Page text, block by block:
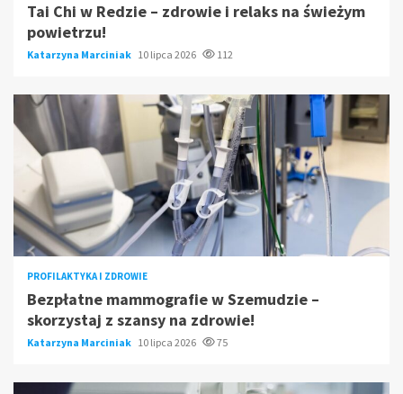
Tai Chi w Redzie – zdrowie i relaks na świeżym
powietrzu!
Katarzyna Marciniak 10 lipca 2026 112
PROFILAKTYKA I ZDROWIE
Bezpłatne mammografie w Szemudzie –
skorzystaj z szansy na zdrowie!
Katarzyna Marciniak 10 lipca 2026 75